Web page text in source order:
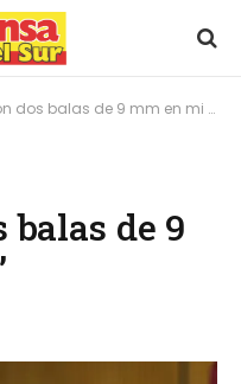
dos balas de 9 mm en mi casa”
balas de 9